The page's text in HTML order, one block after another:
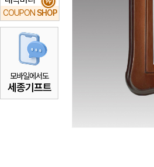
COUPON SHOP
모바일에서도
세종기프트